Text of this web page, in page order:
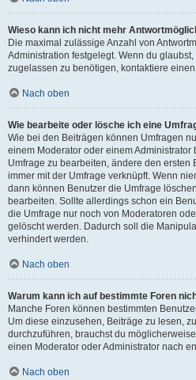
Wieso kann ich nicht mehr
Die maximal zulässige Anzahl von
Administration festgelegt. Wenn du
zugelassen zu benötigen, kontaktiere
Nach oben
Wie bearbeite oder lösche ich eine
Wie bei den Beiträgen können Umfragen
einem Moderator oder einem Administrator
Umfrage zu bearbeiten, ändere den ersten
immer mit der Umfrage verknüpft. Wenn
dann können Benutzer die Umfrage
bearbeiten. Sollte allerdings schon ein
die Umfrage nur noch von Moderatoren
gelöscht werden. Dadurch soll die
verhindert werden.
Nach oben
Warum kann ich auf bestimmte Foren
Manche Foren können bestimmten
Um diese einzusehen, Beiträge zu lesen,
durchzuführen, brauchst du
einen Moderator oder Administrator nach
Nach oben